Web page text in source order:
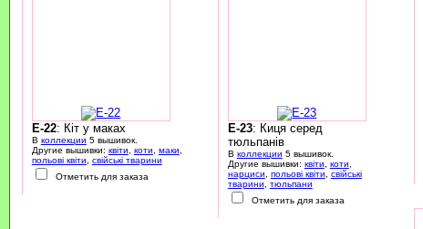
E-22: Кіт у маках
В коллекции 5 вышивок.
Другие вышивки: квіти коти маки
польові квіти
свійські тварини
Отметить для заказа
E-23: Киця серед
тюльпанів
В коллекции 5 вышивок.
Другие вышивки: квіти коти
нарциси
польові квіти
свійські
тварини
тюльпани
Отметить для заказа